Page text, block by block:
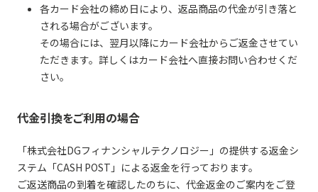
各カード会社の締め日により、返品商品の代金が引き落と
される場合がございます。
その場合には、翌月以降にカード会社からご返金させてい
ただきます。詳しくはカード会社へ直接お問い合わせくだ
さい。
代金引換をご利用の場合
「株式会社DGフィナンシャルテクノロジー」の提供する返金シ
ステム「CASH POST」による返金を行っております。
ご返送商品の到着を確認したのちに、代金返金のご案内をご登